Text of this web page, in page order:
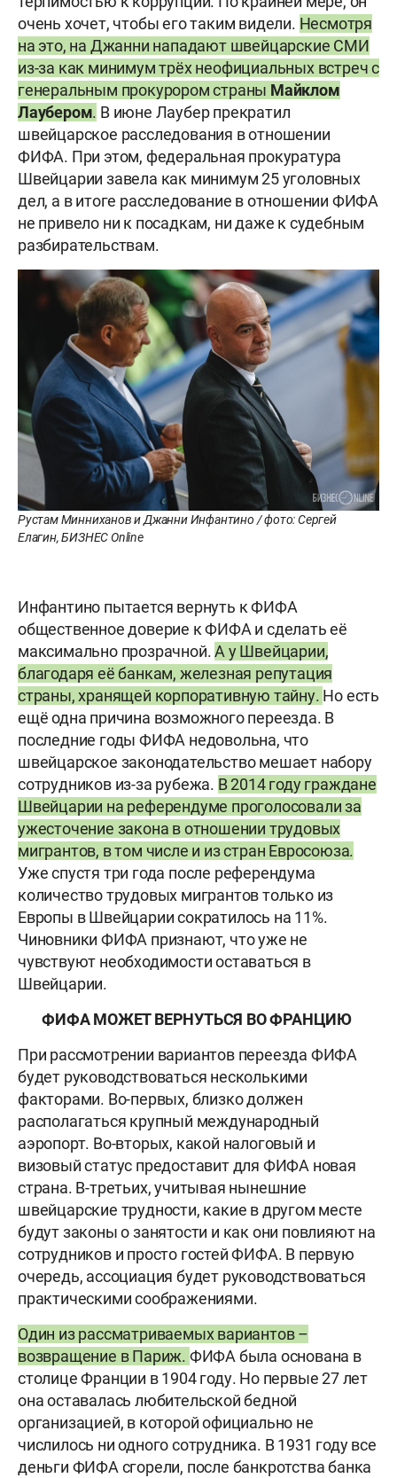
очень хочет, чтобы его таким видели. Несмотря
на это, на Джанни нападают швейцарские СМИ
из-за как минимум трёх неофициальных встреч с
генеральным прокурором страны Майклом
Лаубером. В июне Лаубер прекратил
швейцарское расследования в отношении
ФИФА. При этом, федеральная прокуратура
Швейцарии завела как минимум 25 уголовных
дел, а в итоге расследование в отношении ФИФА
не привело ни к посадкам, ни даже к судебным
разбирательствам.
Рустам Минниханов и Джанни Инфантино / фото: Сергей
Елагин, БИЗНЕС Online
Инфантино пытается вернуть к ФИФА
общественное доверие к ФИФА и сделать её
максимально прозрачной.А у Швейцарии,
благодаря её банкам, железная репутация
страны, хранящей корпоративную тайну. Но есть
ещё одна причина возможного переезда. В
последние годы ФИФА недовольна, что
швейцарское законодательство мешает набору
сотрудников из-за рубежа. В 2014 году граждане
Швейцарии на референдуме проголосовали за
ужесточение закона в отношении трудовых
мигрантов, в том числе и из стран Евросоюза.
Уже спустя три года после референдума
количество трудовых мигрантов только из
Европы в Швейцарии сократилось на 11%.
Чиновники ФИФА признают, что уже не
чувствуют необходимости оставаться в
Швейцарии.
ФИФА МОЖЕТ ВЕРНУТЬСЯ ВО ФРАНЦИЮ
При рассмотрении вариантов переезда ФИФА
будет руководствоваться несколькими
факторами. Во-первых, близко должен
располагаться крупный международный
аэропорт. Во-вторых, какой налоговый и
визовый статус предоставит для ФИФА новая
страна. В-третьих, учитывая нынешние
швейцарские трудности, какие в другом месте
будут законы о занятости и как они повлияют на
сотрудников и просто гостей ФИФА. В первую
очередь, ассоциация будет руководствоваться
практическими соображениями.
Один из рассматриваемых вариантов –
возвращение в Париж. ФИФА была основана в
столице Франции в 1904 году. Но первые 27 лет
она оставалась любительской бедной
организацией, в которой официально не
числилось ни одного сотрудника. В 1931 году все
деньги ФИФА сгорели, после банкротства банка